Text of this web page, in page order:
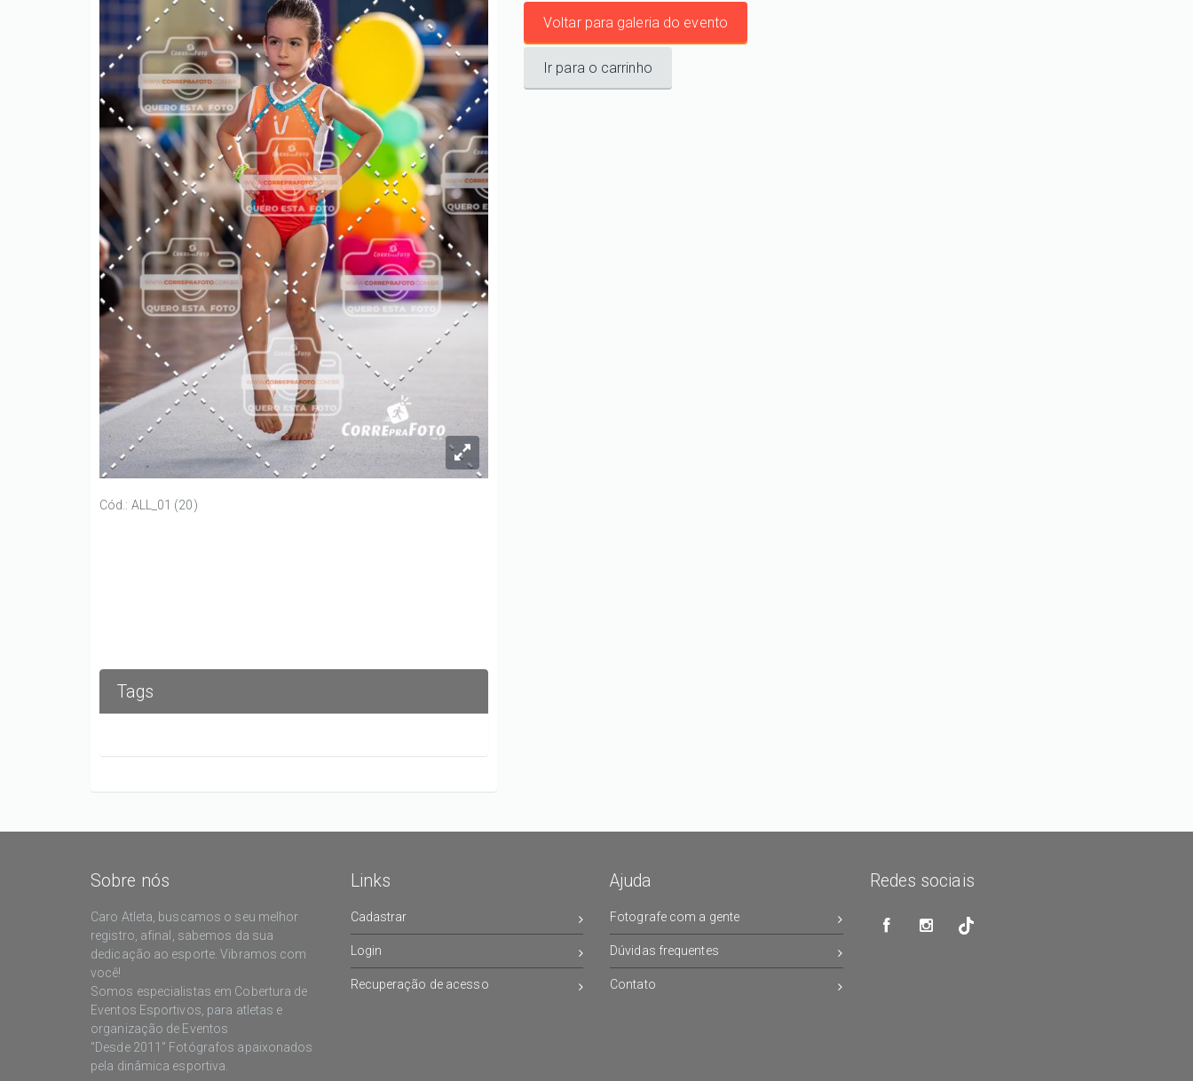
Cód.: ALL_01 (20)
Tags
Voltar para galeria do evento
Ir para o carrinho
Sobre nós
Caro Atleta, buscamos o seu melhor
registro, afinal, sabemos da sua
dedicação ao esporte. Vibramos com
você!
Somos especialistas em Cobertura de
Eventos Esportivos, para atletas e
organização de Eventos
"Desde 2011" Fotógrafos apaixonados
pela dinâmica esportiva.
Links
Cadastrar
Login
Recuperação de acesso
Ajuda
Fotografe com a gente
Dúvidas frequentes
Contato
Redes sociais